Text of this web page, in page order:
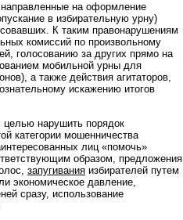
на оформление
в избирательную урну)
К таким правонарушениям
комиссий по произвольному
голосованию за других прямо на
мобильной урны для
а также действия агитаторов,
искажению итогов
нарушить порядок
категории мошенничества
лиц «помочь»
образом, предложения
запугивания избирателей путем
экономическое давление,
сразу, использование